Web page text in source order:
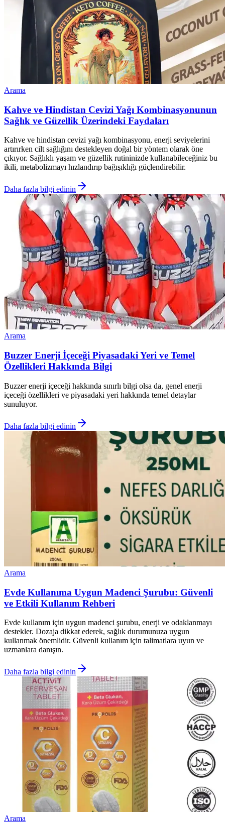
Arama
Kahve ve Hindistan Cevizi Yağı Kombinasyonunun
Sağlık ve Güzellik Üzerindeki Faydaları
Kahve ve hindistan cevizi yağı kombinasyonu, enerji seviyelerini
artırırken cilt sağlığını destekleyen doğal bir yöntem olarak öne
çıkıyor. Sağlıklı yaşam ve güzellik rutininizde kullanabileceğiniz bu
ikili, metabolizmayı hızlandırıp bağışıklığı güçlendirebilir.
Daha fazla bilgi edinin
Arama
Buzzer Enerji İçeceği Piyasadaki Yeri ve Temel
Özellikleri Hakkında Bilgi
Buzzer enerji içeceği hakkında sınırlı bilgi olsa da, genel enerji
içeceği özellikleri ve piyasadaki yeri hakkında temel detaylar
sunuluyor.
Daha fazla bilgi edinin
Arama
Evde Kullanıma Uygun Madenci Şurubu: Güvenli
ve Etkili Kullanım Rehberi
Evde kullanım için uygun madenci şurubu, enerji ve odaklanmayı
destekler. Dozaja dikkat ederek, sağlık durumunuza uygun
kullanmak önemlidir. Güvenli kullanım için talimatlara uyun ve
uzmanlara danışın.
Daha fazla bilgi edinin
Arama